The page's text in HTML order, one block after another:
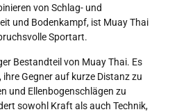
von Schlag- und
und Bodenkampf, ist Muay Thai
Sportart.
Bestandteil von Muay Thai. Es
Gegner auf kurze Distanz zu
und Ellenbogenschlägen zu
sowohl Kraft als auch Technik,